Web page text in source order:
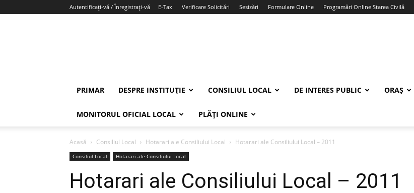
Autentificați-vă / Înregistrați-vă E-Tax Verificare Solicitări Sesizări Formulare Online Programări Online Starea Civilă
PRIMAR DESPRE INSTITUȚIE CONSILIUL LOCAL DE INTERES PUBLIC ORAȘ
MONITORUL OFICIAL LOCAL PLĂȚI ONLINE
Acasă Consiliul Local Hotarari ale Consiliului Local Hotarari ale Consiliului Local – 2011
Consiliul Local Hotarari ale Consiliului Local
Hotarari ale Consiliului Local – 2011